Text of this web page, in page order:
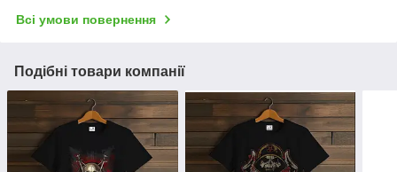
Всі умови повернення
Подібні товари компанії